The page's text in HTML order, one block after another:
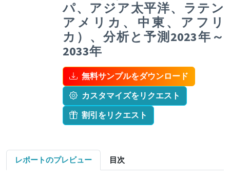
パ、アジア太平洋、ラテン
アメリカ、中東、アフリ
カ）、分析と予測2023年～
2033年
無料サンプルをダウンロード
カスタマイズをリクエスト
割引をリクエスト
レポートのプレビュー 目次